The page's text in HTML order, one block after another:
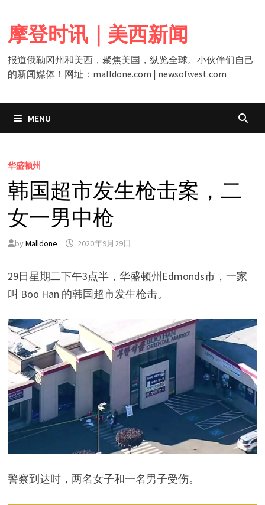
content
摩登时讯｜美西新闻
报道俄勒冈州和美西，聚焦美国，纵览全球。小伙伴们自己
的新闻媒体！网址：malldone.com | newsofwest.com
MENU
华盛顿州
韩国超市发生枪击案，二
女一男中枪
by Malldone 2020年9月29日
29日星期二下午3点半，华盛顿州Edmonds市，一家
叫 Boo Han 的韩国超市发生枪击。
警察到达时，两名女子和一名男子受伤。